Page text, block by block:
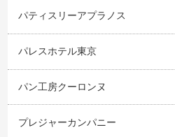
パティスリーアプラノス
パレスホテル東京
パン工房クーロンヌ
プレジャーカンパニー